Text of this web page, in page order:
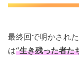
最終回で明かされ
は“生き残った者た